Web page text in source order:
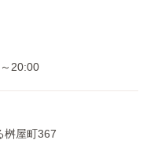
20:00
桝屋町367